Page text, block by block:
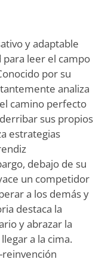
y adaptable
para leer el campo
por su
analiza
camino perfecto
sus propios
estrategias
debajo de su
un competidor
a los demás y
destaca la
y abrazar la
a la cima.
reinvención